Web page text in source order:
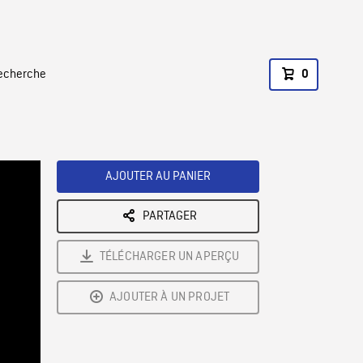
0
AJOUTER AU PANIER
PARTAGER
TÉLÉCHARGER UN APERÇU
AJOUTER À UN PROJET